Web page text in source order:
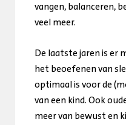
vangen, balanceren,
veel meer.
De laatste jaren is er
het beoefenen van
optimaal is voor de
van een kind. Ook
meer van bewust en